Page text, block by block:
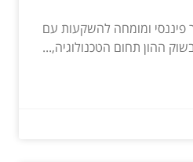
פיננסי ומומחה להשקעות עם